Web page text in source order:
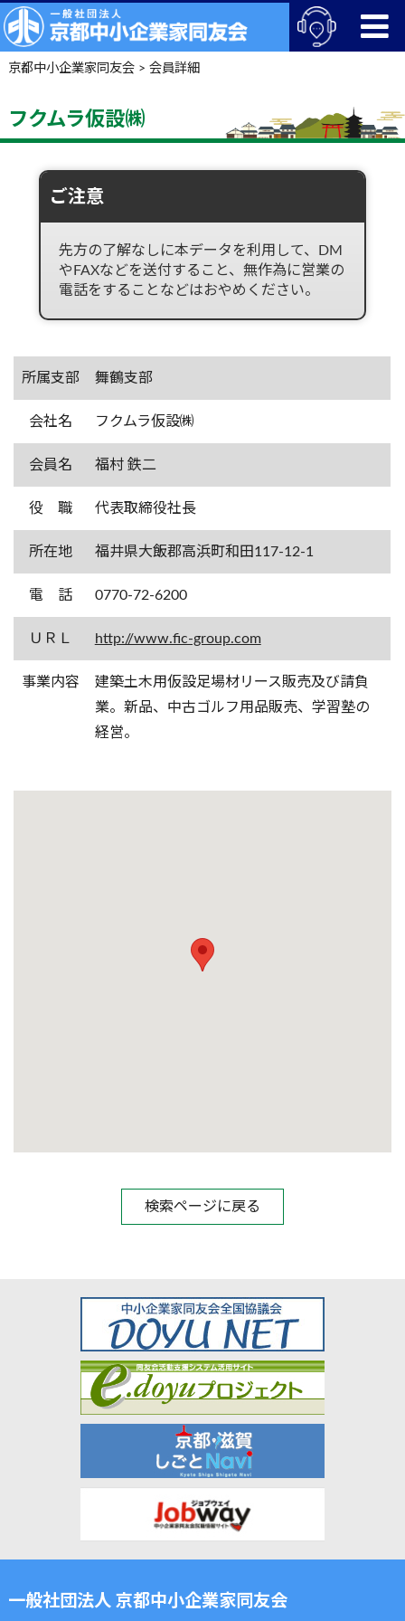
京都中小企業家同友会> 会員詳細
フクムラ仮設㈱
ご注意
先方の了解なしに本データを利用して、DM
やFAXなどを送付すること、無作為に営業の
電話をすることなどはおやめください。
所属支部 舞鶴支部
会社名 フクムラ仮設㈱
会員名 福村 鉄二
役 職 代表取締役社長
所在地 福井県大飯郡高浜町和田117-12-1
電 話 0770-72-6200
ＵＲＬ http://www.fic-group.com
事業内容
建築土木用仮設足場材リース販売及び請負
業。新品、中古ゴルフ用品販売、学習塾の
経営。
検索ページに戻る
一般社団法人 京都中小企業家同友会